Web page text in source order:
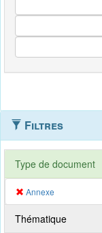
Filtres
Type de document
Annexe
Thématique